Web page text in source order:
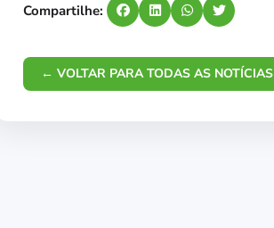
Compartilhe:
← VOLTAR PARA TODAS AS NOTÍCIAS